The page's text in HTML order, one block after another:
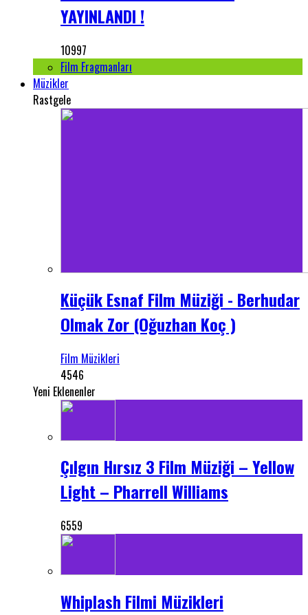
YAYINLANDI !
10997
Film Fragmanları
Müzikler
Rastgele
Küçük Esnaf Film Müziği - Berhudar
Olmak Zor (Oğuzhan Koç )
Film Müzikleri
4546
Yeni Eklenenler
Çılgın Hırsız 3 Film Müziği – Yellow
Light – Pharrell Williams
6559
Whiplash Filmi Müzikleri